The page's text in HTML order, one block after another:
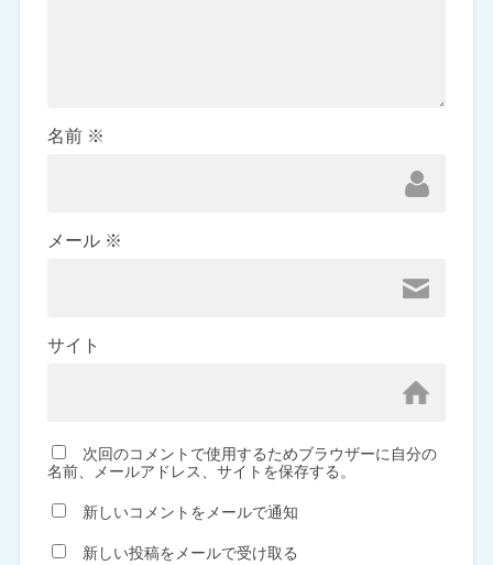
名前 ※
メール ※
サイト
次回のコメントで使用するためブラウザーに自分の
名前、メールアドレス、サイトを保存する。
新しいコメントをメールで通知
新しい投稿をメールで受け取る